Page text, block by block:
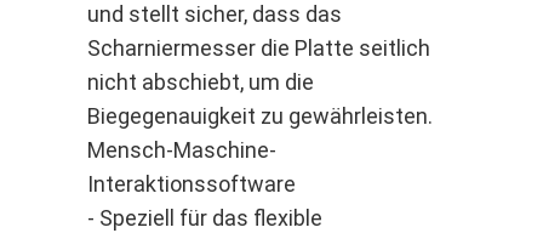
und stellt sicher, dass das
Scharniermesser die Platte seitlich
nicht abschiebt, um die
Biegegenauigkeit zu gewährleisten.
Mensch-Maschine-
Interaktionssoftware
- Speziell für das flexible